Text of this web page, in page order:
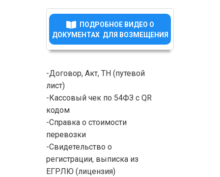
-Договор, Акт, ТН (путевой
лист)
-Кассовый чек по 54ФЗ с QR
кодом
-Справка о стоимости
перевозки
-Свидетельство о
регистрации, выписка из
ЕГРЛЮ (лицензия)
ПОДРОБНОЕ ВИДЕО О
ДОКУМЕНТАХ ДЛЯ ВОЗМЕЩЕНИЯ